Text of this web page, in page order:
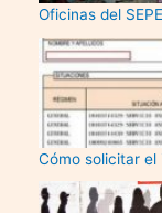
Oficinas del
Cómo solicitar